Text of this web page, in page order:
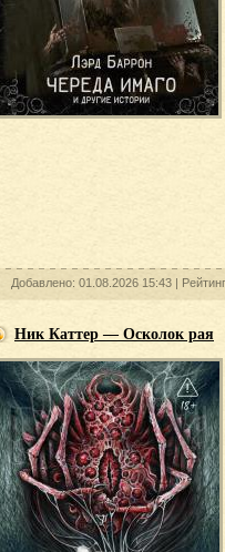
Добавлено: 01.08.2026 15:43 |
Ник Каттер — Осколок рая